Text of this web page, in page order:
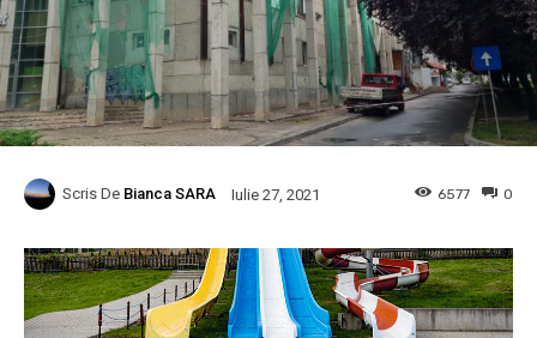
Scris De Bianca SARA Iulie 27, 2021 0
6577